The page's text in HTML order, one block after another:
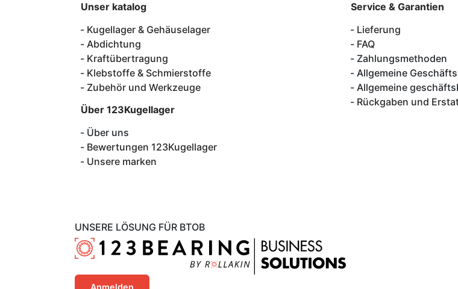
UNSERE LÖSUNG FÜR BTOB
Anmelden
Unser katalog
Kugellager & Gehäuselager
Abdichtung
Kraftübertragung
Klebstoffe & Schmierstoffe
Zubehör und Werkzeuge
Über 123Kugellager
Über uns
Bewertungen 123Kugellager
Unsere marken
Service & Garantien
Lieferung
FAQ
Zahlungsmethoden
Allgemeine
Allgemeine
Rückgaben und